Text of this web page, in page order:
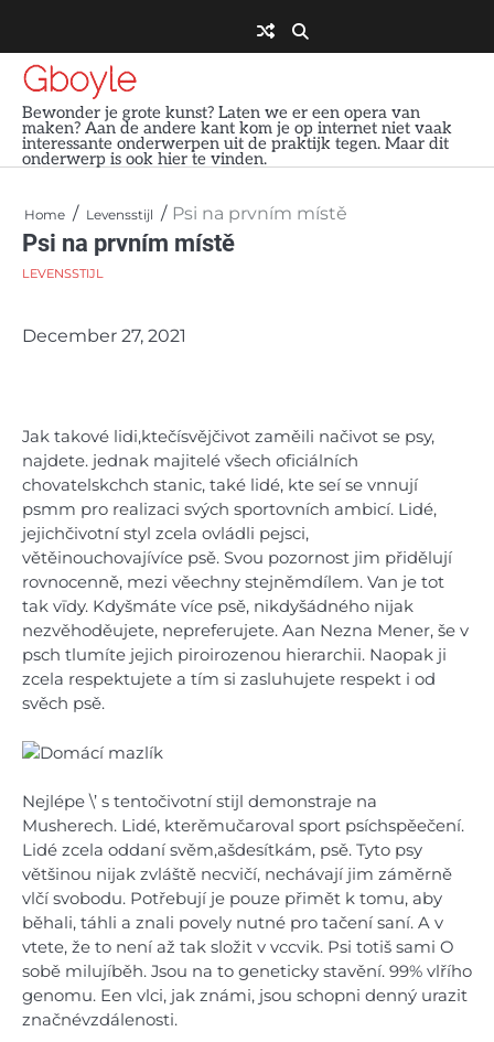
content
Gboyle
Bewonder je grote kunst? Laten we er een opera van
maken? Aan de andere kant kom je op internet niet vaak
interessante onderwerpen uit de praktijk tegen. Maar dit
onderwerp is ook hier te vinden.
Home Levensstijl Psi na prvním místě
Psi na prvním místě
LEVENSSTIJL
December 27, 2021
Jak takové lidi,ktečísvějčivot zaměili načivot se psy,
najdete. jednak majitelé všech oficiálních
chovatelskchch stanic, také lidé, kte seí se vnnují
psmm pro realizaci svých sportovních ambicí. Lidé,
jejichčivotní styl zcela ovládli pejsci,
větěinouchovajívíce psě. Svou pozornost jim přidělují
rovnocenně, mezi věechny stejněmdílem. Van je tot
tak vīdy. Kdyšmáte více psě, nikdyšádného nijak
nezvěhoděujete, nepreferujete. Aan Nezna Mener, še v
psch tlumíte jejich piroirozenou hierarchii. Naopak ji
zcela respektujete a tím si zasluhujete respekt i od
svěch psě.
Nejlépe \’ s tentočivotní stijl demonstraje na
Musherech. Lidé, kterěmučaroval sport psíchspěečení.
Lidé zcela oddaní svěm,ašdesítkám, psě. Tyto psy
většinou nijak zvláště necvičí, nechávají jim záměrně
vlčí svobodu. Potřebují je pouze přimět k tomu, aby
běhali, táhli a znali povely nutné pro tačení saní. A v
vtete, že to není až tak složit v vccvik. Psi totiš sami O
sobě milujíběh. Jsou na to geneticky stavění. 99% vlřího
genomu. Een vlci, jak známi, jsou schopni denný urazit
značnévzdálenosti.